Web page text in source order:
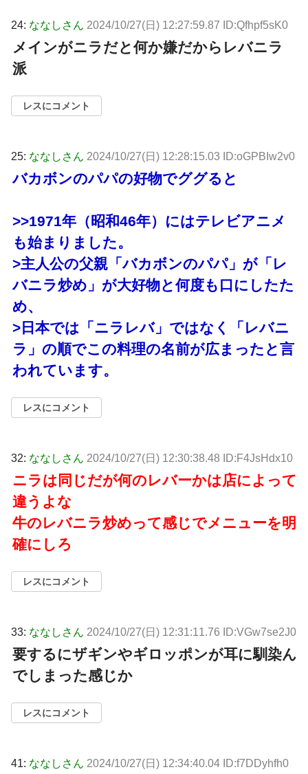
24: ななしさん 2024/10/27(日) 12:27:59.87 ID:Qfhpf5sK0
メインがニラだと何か嫌だからレバニラ
派
レスにコメント
25: ななしさん 2024/10/27(日) 12:28:15.03 ID:oGPBIw2v0
バカボンのパパの好物でググると
>>1971年（昭和46年）にはテレビアニメ
も始まりました。
>主人公の父親「バカボンのパパ」が「レ
バニラ炒め」が大好物と何度も口にしたた
め、
>日本では「ニラレバ」ではなく「レバニ
ラ」の順でこの料理の名前が広まったと言
われています。
レスにコメント
32: ななしさん 2024/10/27(日) 12:30:38.48 ID:F4JsHdx10
ニラは同じだが何のレバーかは店によって
違うよな
牛のレバニラ炒めって感じでメニューを明
確にしろ
レスにコメント
33: ななしさん 2024/10/27(日) 12:31:11.76 ID:VGw7se2J0
要するにザギンやギロッポンが耳に馴染ん
でしまった感じか
レスにコメント
41: ななしさん 2024/10/27(日) 12:34:40.04 ID:f7DDyhfh0